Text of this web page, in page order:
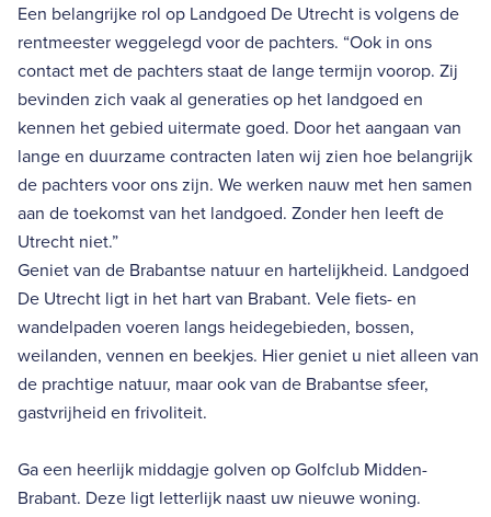
Een belangrijke rol op Landgoed De Utrecht is volgens de
rentmeester weggelegd voor de pachters. “Ook in ons
contact met de pachters staat de lange termijn voorop. Zij
bevinden zich vaak al generaties op het landgoed en
kennen het gebied uitermate goed. Door het aangaan van
lange en duurzame contracten laten wij zien hoe belangrijk
de pachters voor ons zijn. We werken nauw met hen samen
aan de toekomst van het landgoed. Zonder hen leeft de
Utrecht niet.”
Geniet van de Brabantse natuur en hartelijkheid. Landgoed
De Utrecht ligt in het hart van Brabant. Vele fiets- en
wandelpaden voeren langs heidegebieden, bossen,
weilanden, vennen en beekjes. Hier geniet u niet alleen van
de prachtige natuur, maar ook van de Brabantse sfeer,
gastvrijheid en frivoliteit.
Ga een heerlijk middagje golven op Golfclub Midden-
Brabant. Deze ligt letterlijk naast uw nieuwe woning.